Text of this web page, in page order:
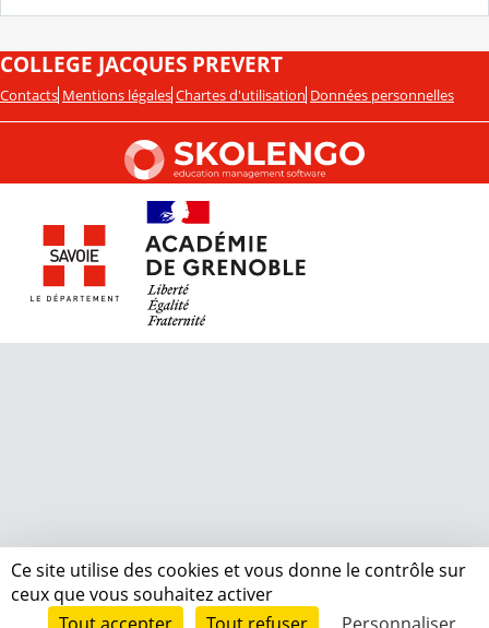
COLLEGE JACQUES PREVERT
Contacts Mentions légales Chartes d'utilisation Données personnelles
Ce site utilise des cookies et vous donne le contrôle sur
ceux que vous souhaitez activer